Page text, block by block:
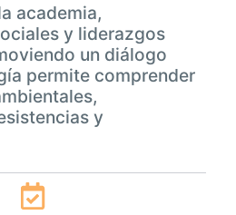
academia,
y liderazgos
un diálogo
permite comprender
y